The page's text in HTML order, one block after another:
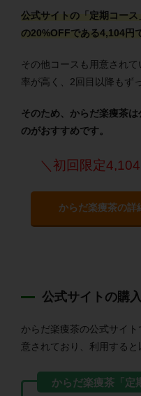
公式サイトの「定期コース
の20%OFFである4,104円
その他コースも用意され
率が高く、2回目以降もず
そのため、からだ楽痩茶
のがおすすめです。
＼初回限定
からだ楽痩茶の詳
公式サイトの購
からだ楽痩茶の公式サイ
意されており、利用すると